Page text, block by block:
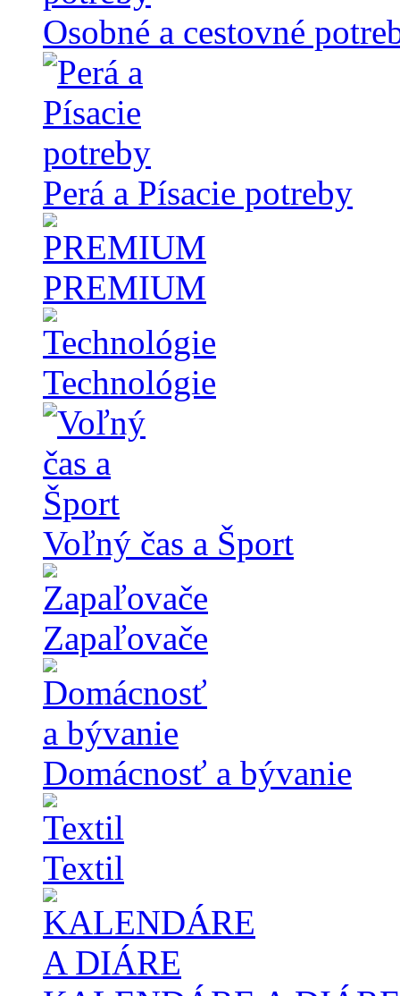
Osobné a cestovné
Perá a Písacie potreby
PREMIUM
Technológie
Voľný čas a Šport
Zapaľovače
Domácnosť a bývanie
Textil